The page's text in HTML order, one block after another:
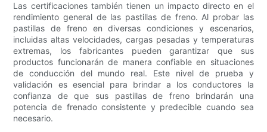
Las certificaciones también tienen un impacto directo en el
rendimiento general de las pastillas de freno. Al probar las
pastillas de freno en diversas condiciones y escenarios,
incluidas altas velocidades, cargas pesadas y temperaturas
extremas, los fabricantes pueden garantizar que sus
productos funcionarán de manera confiable en situaciones
de conducción del mundo real. Este nivel de prueba y
validación es esencial para brindar a los conductores la
confianza de que sus pastillas de freno brindarán una
potencia de frenado consistente y predecible cuando sea
necesario.